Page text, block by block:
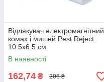
Відлякувач електромагнітний
комах і мишей Pest Reject
10.5х6.5 см
В наявності
162,74 ₴ 206 ₴